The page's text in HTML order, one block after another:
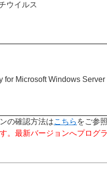
ウイルス
for Microsoft Windows Server
の確認方法はこちら をご参
。最新バージョンへプログ